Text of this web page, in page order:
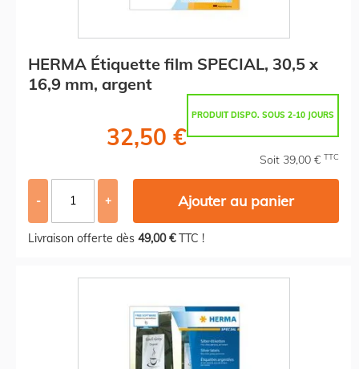
HERMA Étiquette film SPECIAL, 30,5 x
16,9 mm, argent
PRODUIT DISPO. SOUS 2-10 JOURS
32,50 €
Soit 39,00 € TTC
- + Ajouter au panier
Livraison offerte dès 49,00 €TTC !